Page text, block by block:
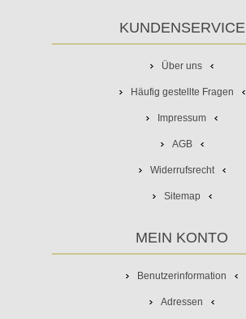
KUNDENSERVICE
Über uns
Häufig gestellte Fragen
Impressum
AGB
Widerrufsrecht
Sitemap
MEIN KONTO
Benutzerinformation
Adressen